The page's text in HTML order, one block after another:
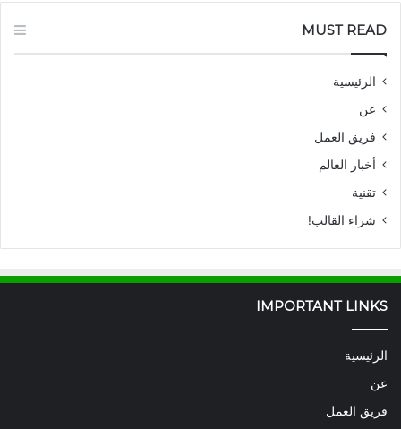
MUST READ
الرئيسية
عن
فريق العمل
أخبار العالم
تقنية
شراء القالب!
IMPORTANT LINKS
الرئيسية
عن
فريق العمل